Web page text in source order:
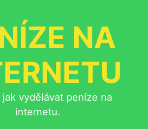
NA
jak vydělávat peníze na
internetu.